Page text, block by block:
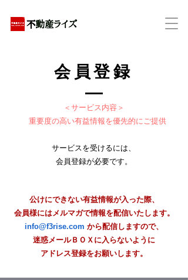
会員登録
＜サービス内容＞
重要度の高い有益情報を優先的にご提供
サービスを受けるには、
会員登録が必要です。
公けにできない有益情報が入った際、
会員様にはメルマガで情報を配信いたします。
info@f3rise.com から配信しますので、
​迷惑メールＢＯＸに入らないように
アドレス登録をお願いします。